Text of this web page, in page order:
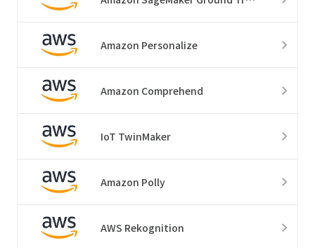
Amazon Personalize
Amazon Comprehend
IoT TwinMaker
Amazon Polly
AWS Rekognition